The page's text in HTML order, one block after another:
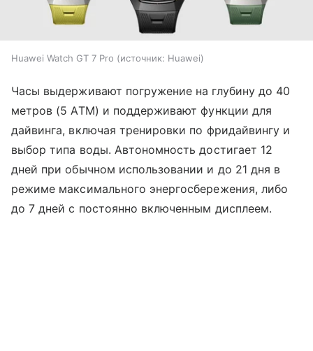
Huawei Watch GT 7 Pro источник: Huawei
Часы выдерживают погружение на глубину до 40
метров (5 ATM) и поддерживают функции для
дайвинга, включая тренировки по фридайвингу и
выбор типа воды. Автономность достигает 12
дней при обычном использовании и до 21 дня в
режиме максимального энергосбережения, либо
до 7 дней с постоянно включенным дисплеем.